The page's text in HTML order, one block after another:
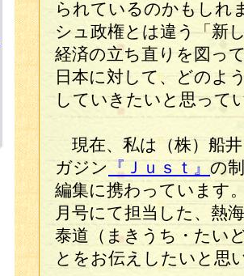
られているのかもしれ
シュ政権とは違う「新
経済の立ち直りを図っ
日本に対して、どのよ
していきたいと思って
現在、私は（株）船
ガジン
『Ｊｕｓｔ』 の
編集に携わっています
月号にて担当した、熱
泰道（まきうち・たい
とをお伝えしたいと思